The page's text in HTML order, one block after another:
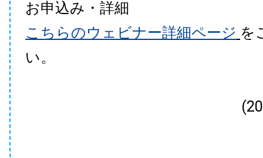
お申込み・詳細
こちらのウェビナー詳細ページ を
い。